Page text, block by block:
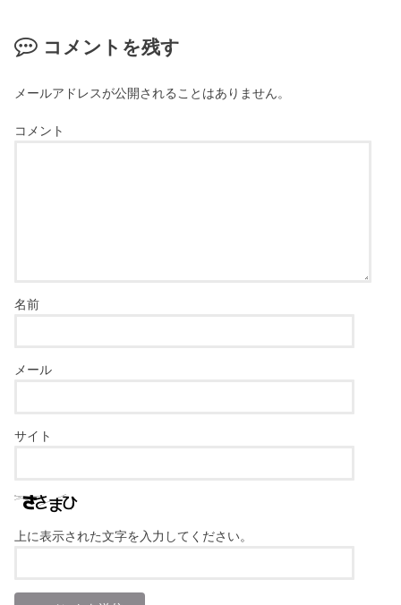
コメントを残す
メールアドレスが公開されることはありません。
コメント
名前
メール
サイト
上に表示された文字を入力してください。